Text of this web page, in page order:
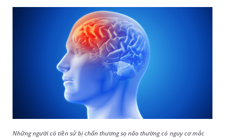
Những người có tiền sử bị chấn thương sọ não thường có nguy cơ mắc